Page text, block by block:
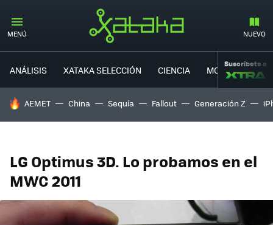
MENÚ NUEVO
ANÁLISIS XATAKA SELECCIÓN CIENCIA MOVILIDAD
Suscríbete a
HOY SE HABLA DE
AEMET China Sequía Fallout Generación Z
LG Optimus 3D. Lo probamos en el
MWC 2011